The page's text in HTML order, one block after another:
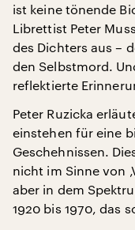
ist keine tönende
Librettist Peter
des Dichters aus –
den Selbstmord.
reflektierte
Peter Ruzicka
einstehen für eine
Geschehnissen.
nicht im Sinne von
aber in dem
1920 bis 1970, das